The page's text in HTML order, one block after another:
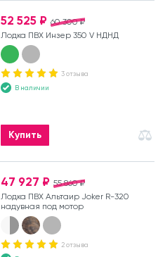
60 300 ₽
52 525 ₽
Лодка ПВХ Инзер 350 V НДНД
3 отзыва
В наличии
Купить
55 860 ₽
47 927 ₽
Лодка ПВХ Альтаир Joker R-320
надувная под мотор
2 отзыва